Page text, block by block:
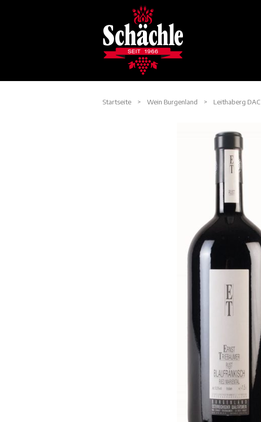
Startseite > Wein Burgenland > Leithaberg DAC